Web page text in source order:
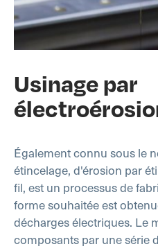
Usinage par
Également connu sous le
étincelage, d'érosion par
fil, est un processus de
forme souhaitée est
décharges électriques. Le
composants par une série